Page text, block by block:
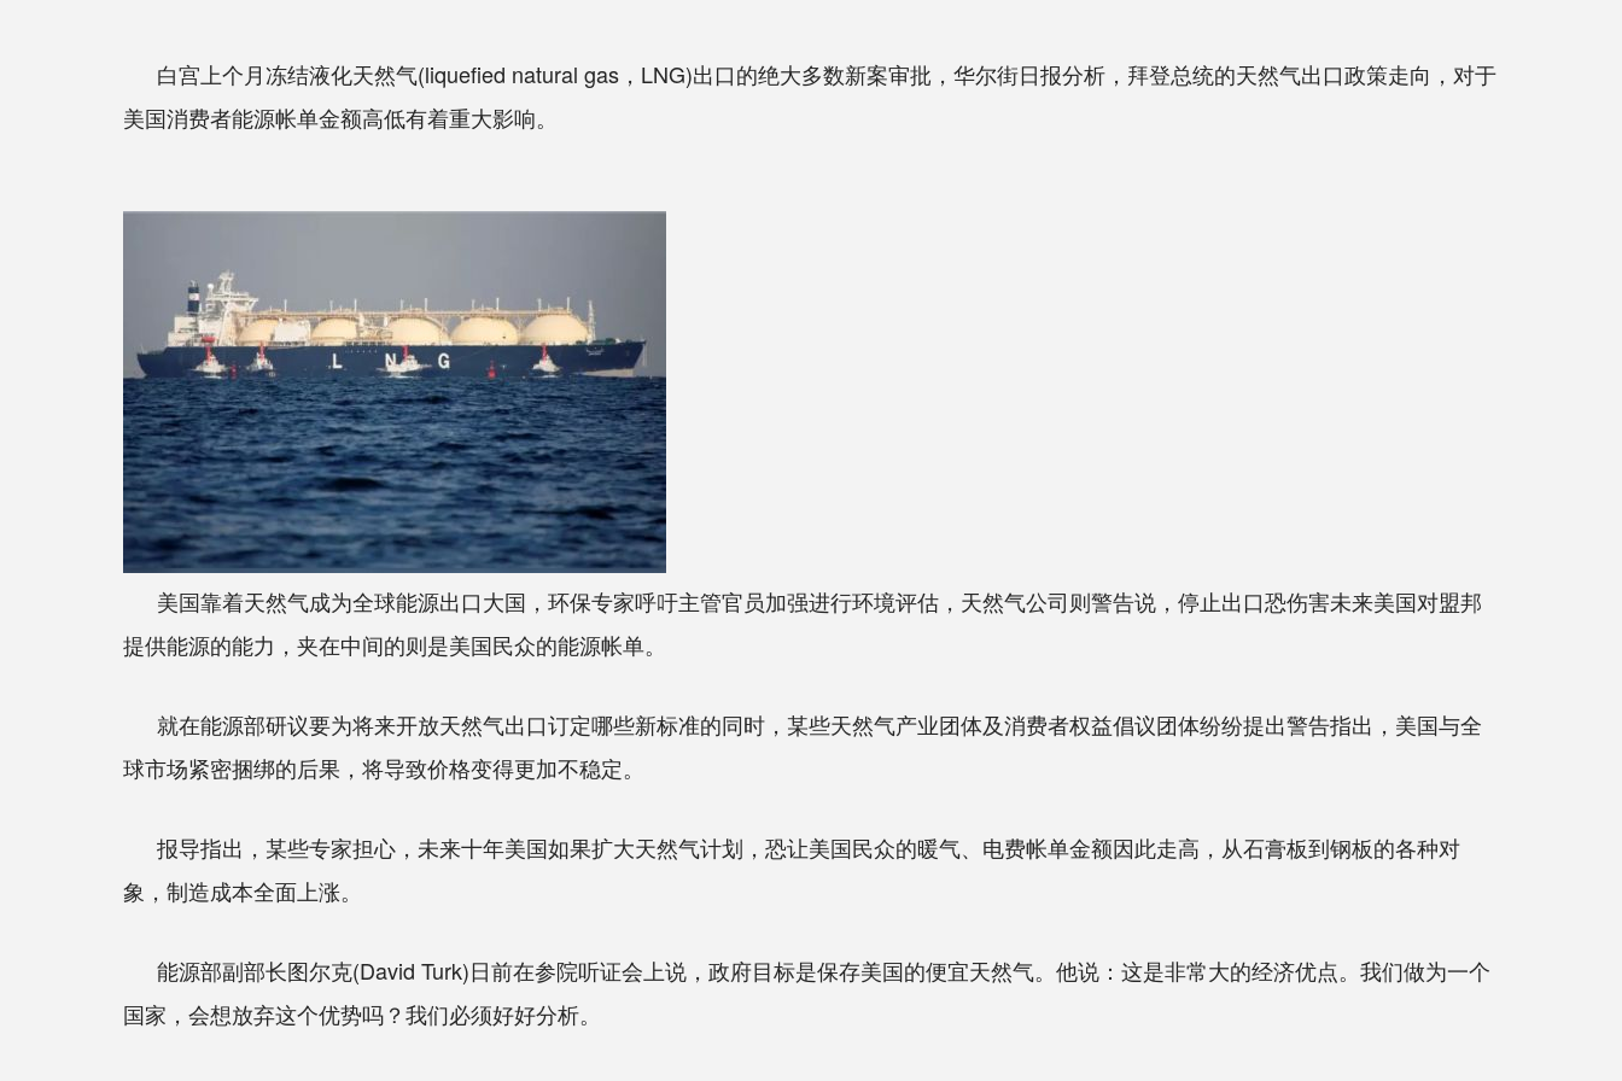
白宫上个月冻结液化天然气(liquefied natural gas，LNG)出口的绝大多数新案审批，华尔街日报分析，拜登总统的天然气出口政策走向，对于
美国消费者能源帐单金额高低有着重大影响。
美国靠着天然气成为全球能源出口大国，环保专家呼吁主管官员加强进行环境评估，天然气公司则警告说，停止出口恐伤害未来美国对盟邦
提供能源的能力，夹在中间的则是美国民众的能源帐单。
就在能源部研议要为将来开放天然气出口订定哪些新标准的同时，某些天然气产业团体及消费者权益倡议团体纷纷提出警告指出，美国与全
球市场紧密捆绑的后果，将导致价格变得更加不稳定。
报导指出，某些专家担心，未来十年美国如果扩大天然气计划，恐让美国民众的暖气、电费帐单金额因此走高，从石膏板到钢板的各种对
象，制造成本全面上涨。
能源部副部长图尔克(David Turk)日前在参院听证会上说，政府目标是保存美国的便宜天然气。他说：这是非常大的经济优点。我们做为一个
国家，会想放弃这个优势吗？我们必须好好分析。